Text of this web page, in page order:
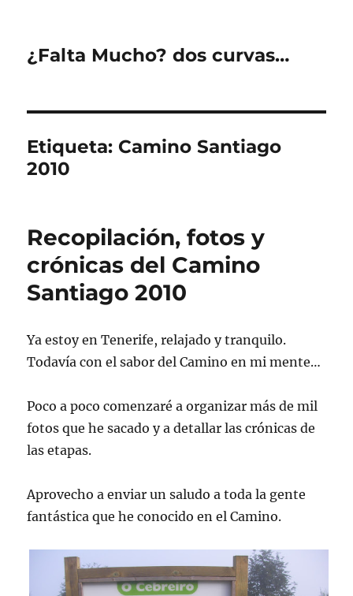
¿Falta Mucho? dos curvas…
Etiqueta: Camino Santiago
2010
Recopilación, fotos y
crónicas del Camino
Santiago 2010
Ya estoy en Tenerife, relajado y tranquilo.
Todavía con el sabor del Camino en mi mente…
Poco a poco comenzaré a organizar más de mil
fotos que he sacado y a detallar las crónicas de
las etapas.
Aprovecho a enviar un saludo a toda la gente
fantástica que he conocido en el Camino.